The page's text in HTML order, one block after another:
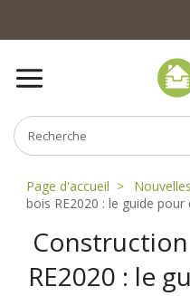
Page d'accueil Nouvelles
bois RE2020 : le guide pour
RE2020 : le